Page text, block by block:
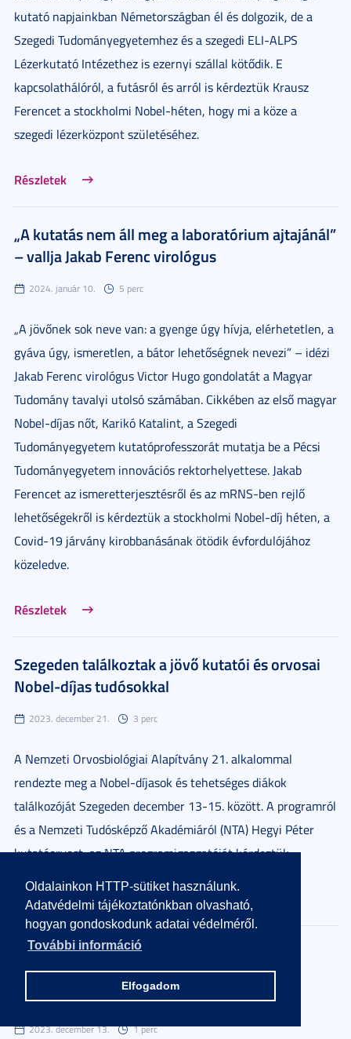
Oldalainkon HTTP-sütiket használunk.
Adatvédelmi tájékoztatónkban olvasható,
hogyan gondoskodunk adatai védelméről.
További információ
Elfogadom
kutató napjainkban Németországban él és dolgozik, de a
Szegedi Tudományegyetemhez és a szegedi ELI-ALPS
Lézerkutató Intézethez is ezernyi szállal kötődik. E
kapcsolathálóról, a futásról és arról is kérdeztük Krausz
Ferencet a stockholmi Nobel-héten, hogy mi a köze a
szegedi lézerközpont születéséhez.
Részletek
„A kutatás nem áll meg a laboratórium ajtajánál”
– vallja Jakab Ferenc virológus
2024. január 10. 5 perc
„A jövőnek sok neve van: a gyenge úgy hívja, elérhetetlen, a
gyáva úgy, ismeretlen, a bátor lehetőségnek nevezi” – idézi
Jakab Ferenc virológus Victor Hugo gondolatát a Magyar
Tudomány tavalyi utolsó számában. Cikkében az első magyar
Nobel-díjas nőt, Karikó Katalint, a Szegedi
Tudományegyetem kutatóprofesszorát mutatja be a Pécsi
Tudományegyetem innovációs rektorhelyettese. Jakab
Ferencet az ismeretterjesztésről és az mRNS-ben rejlő
lehetőségekről is kérdeztük a stockholmi Nobel-díj héten, a
Covid-19 járvány kirobbanásának ötödik évfordulójához
közeledve.
Részletek
Szegeden találkoztak a jövő kutatói és orvosai
Nobel-díjas tudósokkal
2023. december 21. 3 perc
A Nemzeti Orvosbiológiai Alapítvány 21. alkalommal
rendezte meg a Nobel-díjasok és tehetséges diákok
találkozóját Szegeden december 13-15. között. A programról
és a Nemzeti Tudósképző Akadémiáról (NTA) Hegyi Péter
kutatóorvost, az NTA programigazgatóját kérdeztük.
Részletek
Nézze élőben ön is az orvostudományi és a
fizikai Nobel-előadásokat az Uppsalai
Egyetemen!
2023. december 13. 1 perc